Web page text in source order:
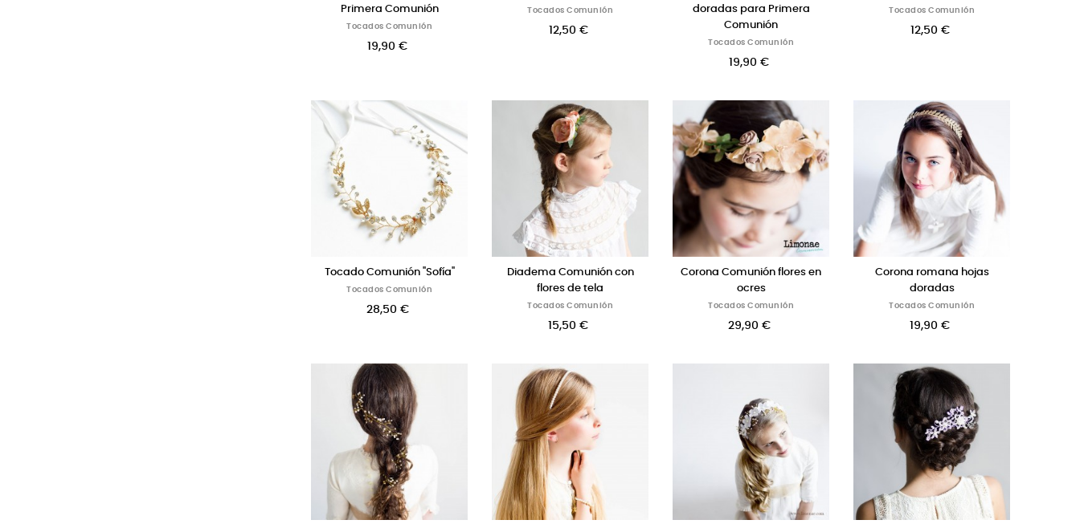
Primera Comunión
Tocados Comunión
19,90 €
Tocados Comunión
12,50 €
doradas para Primera
Comunión
Tocados Comunión
19,90 €
Tocados Comunión
12,50 €
Tocado Comunión "Sofía"
Tocados Comunión
28,50 €
Diadema Comunión con
flores de tela
Tocados Comunión
15,50 €
Corona Comunión flores en
ocres
Tocados Comunión
29,90 €
Corona romana hojas
doradas
Tocados Comunión
19,90 €